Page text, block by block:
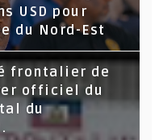
USD pour
du Nord-Est
frontalier de
officiel du
du